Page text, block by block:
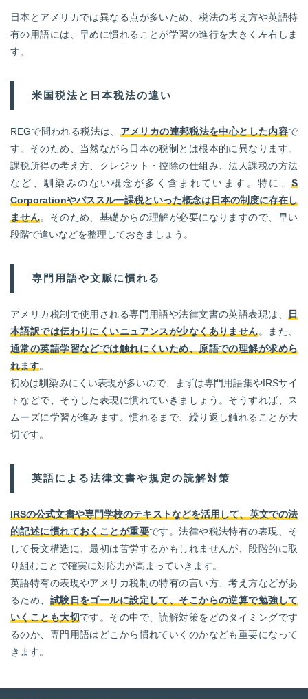
日本とアメリカでは異なる点が多いため、税法の考え方や英語特
有の用語には、早めに慣れることが学習の進行を大きく左右しま
す。
米国税法と日本税法の違い
REGで問われる税法は、 アメリカの連邦税法を中心とした内容で
す。そのため、当然ながら日本の税制とは根本的に異なります。
課税所得の考え方、クレジット・控除の仕組み、法人課税の方法
など、馴染みのない概念が多く含まれています。特に、 S
Corporationやパススルー課税といった概念は日本の制度に存在し
ません。そのため、基礎からの理解が必要になりますので、早い
段階で違いなどを整理しておきましょう。
専門用語や文脈に慣れる
アメリカ税制で使用される専門用語や法律文書の英語表現は、
日
本語訳では伝わりにくいニュアンスが少なくありません。また、
通常の英語学習などでは触れにくいため、原語での理解が求めら
れます。
初めは馴染みにくい表現が多いので、まずは専門用語集やIRSサイ
トなどで、そうした表現に慣れていきましょう。そうすれば、ス
ムーズに学習が進みます。慣れるまで、繰り返し触れることが大
切です。
英語による法律文書や規定の読解対策
IRSの公式文書や専門学校のテキストなどを活用して、英文での法
的記述に慣れておくことが重要です。法律や税法特有の表現、そ
して長文構造に、最初は苦労するかもしれませんが、段階的に取
り組むことで確実に対応力が高まっていきます。
英語特有の表現やアメリカ税制の特有の言い方、考え方などがあ
るため、 試験日をゴールに設定して、そこからの逆算で勉強して
いくことも大切です。その中で、読解対策をどのタイミングです
るのか、専門用語はどこから慣れていくのかなども重要になって
きます。